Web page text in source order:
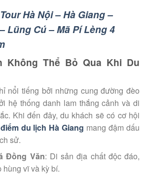
Tour Hà Nội – Hà Giang –
Lũng Cú – Mã Pí Lèng 4
Không Thể Bỏ Qua Khi Du
nổi tiếng bởi những cung đường đèo
hệ thống danh lam thắng cảnh và di
Khi đến đây, du khách sẽ có cơ hội
du lịch Hà Giang mang đậm dấu
sử.
Đồng Văn: Di sản địa chất độc đáo,
hùng vĩ và kỳ bí.